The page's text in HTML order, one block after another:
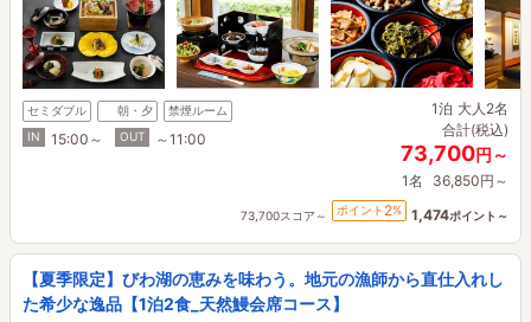
セミダブル 朝・夕
禁煙ルーム
IN
15:00～ OUT ～11:00
1泊 大人2名
合計(税込)
73,700円～
1名 36,850円～
73,700スコア～ ポイント 2% 1,474ポイント～
【夏季限定】びわ湖の恵みを味わう。地元の漁師から直仕入れし
た希少な逸品【1泊2食_天然鰻会席コース】